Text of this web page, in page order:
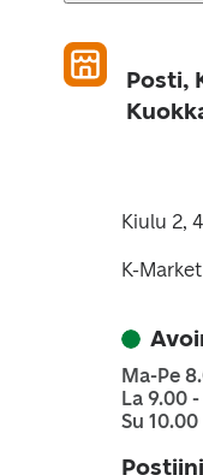
Posti,
Kiulu 2,
K-
Ma-Pe
La 9.00
Su